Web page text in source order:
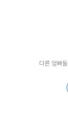
다른 엄빠